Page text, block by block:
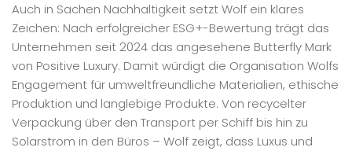
Auch in Sachen Nachhaltigkeit setzt Wolf ein klares
Zeichen: Nach erfolgreicher ESG+-Bewertung trägt das
Unternehmen seit 2024 das angesehene Butterfly Mark
von Positive Luxury. Damit würdigt die Organisation Wolfs
Engagement für umweltfreundliche Materialien, ethische
Produktion und langlebige Produkte. Von recycelter
Verpackung über den Transport per Schiff bis hin zu
Solarstrom in den Büros – Wolf zeigt, dass Luxus und